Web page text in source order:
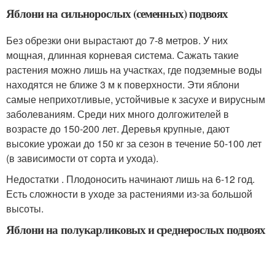
Яблони на сильнорослых (семенных) подвоях
Без обрезки они вырастают до 7-8 метров. У них
мощная, длинная корневая система. Сажать такие
растения можно лишь на участках, где подземные воды
находятся не ближе 3 м к поверхности. Эти яблони
самые неприхотливые, устойчивые к засухе и вирусным
заболеваниям. Среди них много долгожителей в
возрасте до 150-200 лет. Деревья крупные, дают
высокие урожаи до 150 кг за сезон в течение 50-100 лет
(в зависимости от сорта и ухода).
Недостатки . Плодоносить начинают лишь на 6-12 год.
Есть сложности в уходе за растениями из-за большой
высоты.
Яблони на полукарликовых и среднерослых подвоях